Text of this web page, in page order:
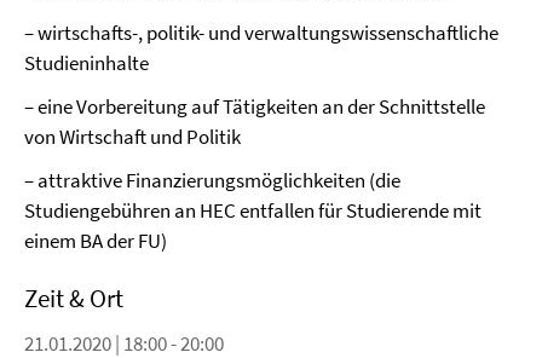
– wirtschafts-, politik- und verwaltungswissenschaftliche
Studieninhalte
– eine Vorbereitung auf Tätigkeiten an der Schnittstelle
von Wirtschaft und Politik
– attraktive Finanzierungsmöglichkeiten (die
Studiengebühren an HEC entfallen für Studierende mit
einem BA der FU)
Zeit & Ort
21.01.2020 | 18:00 - 20:00